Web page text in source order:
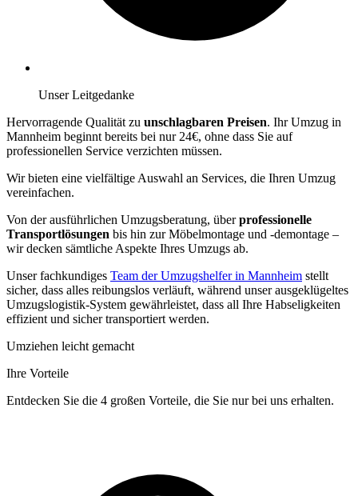
Unser Leitgedanke
Hervorragende Qualität zu unschlagbaren Preisen. Ihr Umzug in
Mannheim beginnt bereits bei nur 24€, ohne dass Sie auf
professionellen Service verzichten müssen.
Wir bieten eine vielfältige Auswahl an Services, die Ihren Umzug
vereinfachen.
Von der ausführlichen Umzugsberatung, überprofessionelle
Transportlösungen bis hin zur Möbelmontage und -demontage –
wir decken sämtliche Aspekte Ihres Umzugs ab.
Unser fachkundiges Team der Umzugshelfer in Mannheim stellt
sicher, dass alles reibungslos verläuft, während unser ausgeklügeltes
Umzugslogistik-System gewährleistet, dass all Ihre Habseligkeiten
effizient und sicher transportiert werden.
Umziehen leicht gemacht
Ihre Vorteile
Entdecken Sie die 4 großen Vorteile, die Sie nur bei uns erhalten.